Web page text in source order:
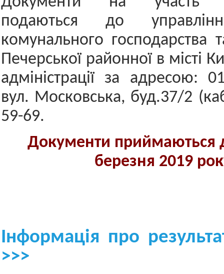
подаються до
комунального господарства
Печерської районної в місті
адміністрації за адресою:
вул. Московська, буд.37/2
59-69.
Документи приймаються
березня 2019
Інформація про
>>>